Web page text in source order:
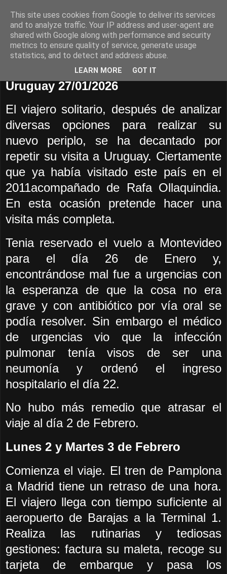
EL VIAJERO SOLITARIO
Uruguay 27/01/2026
El viajero solitario, después de analizar
diversas opciones para realizar su
nuevo periplo, se ha decantado por
repetir su visita a Uruguay. Ciertamente
que ya había visitado este país en el
2011acompañado de Rafa Ollaquindia.
En esta ocasión pretende hacer una
visita más completa.
Tenia reservado el vuelo a Montevideo
para el día 26 de Enero y,
encontrándose mal fue a urgencias con
la esperanza de que la cosa no era
grave y con antibiótico por vía oral se
podía resolver. Sin embargo el médico
de urgencias vio que la infección
pulmonar tenía visos de ser una
neumonía y ordenó el ingreso
hospitalario el día 22.
No hubo más remedio que atrasar el
viaje al día 2 de Febrero.
Lunes 2 y Martes 3 de Febrero
Comienza el viaje. El tren de Pamplona
a Madrid tiene un retraso de una hora.
El viajero llega con tiempo suficiente al
aeropuerto de Barajas a la Terminal 1.
Realiza las rutinarias y tediosas
gestiones: factura su maleta, recoge su
tarjeta de embarque y pasa los
This site uses cookies from Google to deliver its services
and to analyze traffic. Your IP address and user-agent are
shared with Google along with performance and security
metrics to ensure quality of service, generate usage
statistics, and to detect and address abuse.
LEARN MORE GOT IT